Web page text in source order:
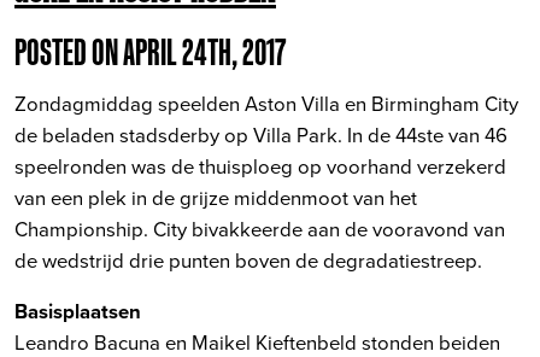
POSTED ON APRIL 24TH, 2017
Zondagmiddag speelden Aston Villa en Birmingham City
de beladen stadsderby op Villa Park. In de 44ste van 46
speelronden was de thuisploeg op voorhand verzekerd
van een plek in de grijze middenmoot van het
Championship. City bivakkeerde aan de vooravond van
de wedstrijd drie punten boven de degradatiestreep.
Basisplaatsen
Leandro Bacuna en Maikel Kieftenbeld stonden beiden